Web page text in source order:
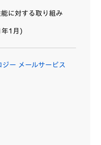
に対する取り組み
1月)
ー メールサービス